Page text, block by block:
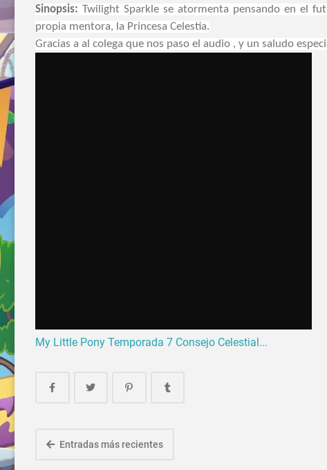
Sinopsis: Twilight Sparkle se atormenta pensando en el
propia mentora, la Princesa Celestia.
Gracias a al colega que nos paso el audio , y un saludo
My Little Pony Temporada 7 Consejo Celestial...
Entradas más recientes